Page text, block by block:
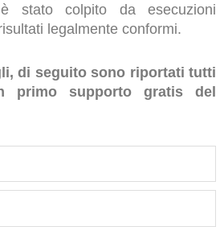
stato colpito da esecuzioni
legalmente conformi.
di seguito sono riportati tutti
primo supporto gratis del